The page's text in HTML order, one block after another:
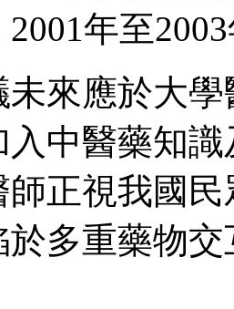
年至
未來應於大
中醫藥知
師正視我國
多重藥物